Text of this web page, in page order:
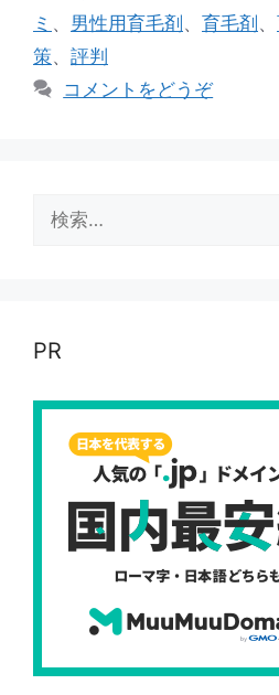
リ
ー
グ
ミ 、 男性用育毛剤、 育毛剤、
策、 評判
コメントをどうぞ
索:
PR